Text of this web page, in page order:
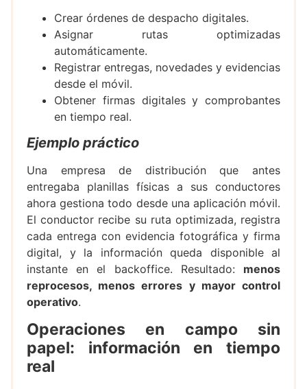
Crear órdenes de despacho digitales.
Asignar rutas optimizadas
automáticamente.
Registrar entregas, novedades y evidencias
desde el móvil.
Obtener firmas digitales y comprobantes
en tiempo real.
Ejemplo práctico
Una empresa de distribución que antes
entregaba planillas físicas a sus conductores
ahora gestiona todo desde una aplicación móvil.
El conductor recibe su ruta optimizada, registra
cada entrega con evidencia fotográfica y firma
digital, y la información queda disponible al
instante en el backoffice. Resultado: menos
reprocesos, menos errores y mayor control
operativo.
Operaciones en campo sin
papel: información en tiempo
real